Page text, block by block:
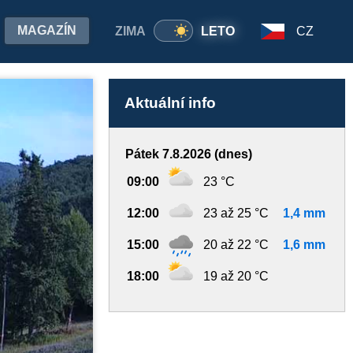
ZIMA LETO
MAGAZÍN CZ
Aktuální info
Pátek 7.8.2026 (dnes)
09:00 23 °C
12:00 23 až 25 °C 1,4 mm
15:00 20 až 22 °C 1,6 mm
18:00 19 až 20 °C